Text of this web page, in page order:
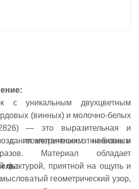
с уникальным двухцветным
(винных) и молочно-белых
— это выразительная и
элегантных, этнических и
Материал обладает
фактурой, приятной на ощупь и
геометрический узор,
с геометрическим набивным